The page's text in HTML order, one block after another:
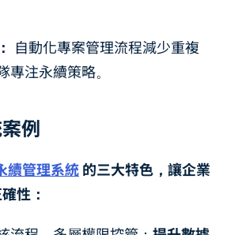
自動化專案管理流程減少重複
專注永續策略。
例
續管理系統 的三大特色，讓企業
性：